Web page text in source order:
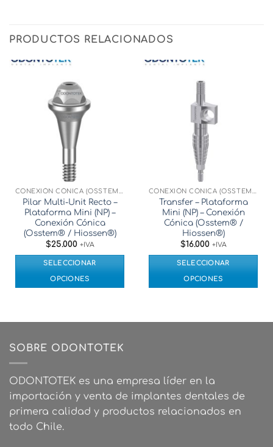
PRODUCTOS RELACIONADOS
Pilar Multi-Unit Recto –
Plataforma Mini (NP) –
Conexión Cónica
(Osstem® / Hiossen®)
$25.000 +IVA
SELECCIONAR
OPCIONES
variantes.
se
pueden
elegir
Transfer – Plataforma
Mini (NP) – Conexión
Cónica (Osstem® /
Hiossen®)
$16.000 +IVA
SELECCIONAR
OPCIONES
se
pueden
elegir
SOBRE ODONTOTEK
ODONTOTEK es una empresa líder en la
importación y venta de implantes dentales de
primera calidad y productos relacionados en
todo Chile.